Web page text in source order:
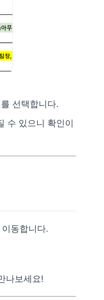
를 선택합니다.
수 있으니 확인이
동합니다.
나보세요!